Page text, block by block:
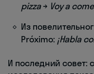
pizza→ Voy a
Из
Próximo: ¡Habla
И последний совет: